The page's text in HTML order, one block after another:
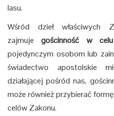
lasu.
Wśród dzieł właściwych
zajmuje gościnność w celu
pojedynczym osobom lub
świadectwo apostolskie
działającej pośród nas,
może również przybierać
celów Zakonu.